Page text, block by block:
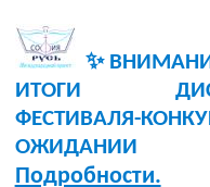
ИТОГИ
ФЕСТИВАЛЯ-
ОЖИДАНИИ
Подробности.